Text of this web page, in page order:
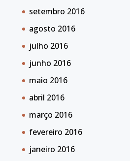
setembro 2016
agosto 2016
julho 2016
junho 2016
maio 2016
abril 2016
março 2016
fevereiro 2016
janeiro 2016